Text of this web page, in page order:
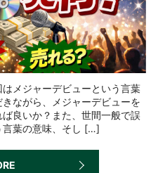
メジャーデビューという言葉
ながら、メジャーデビューを
良いか？また、世間一般で誤
言葉の意味、そし […]